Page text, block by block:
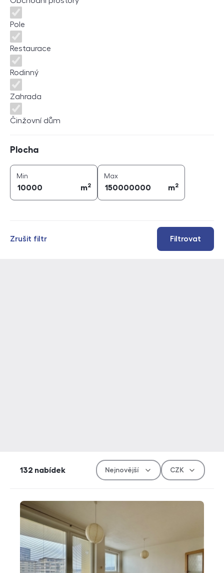
Pole
Restaurace
Rodinný
Zahrada
Činžovní dům
Plocha
Min
m2
Maxplocha (
m2
Filtrovat
Zrušit filtr
132 nabídek
Měna